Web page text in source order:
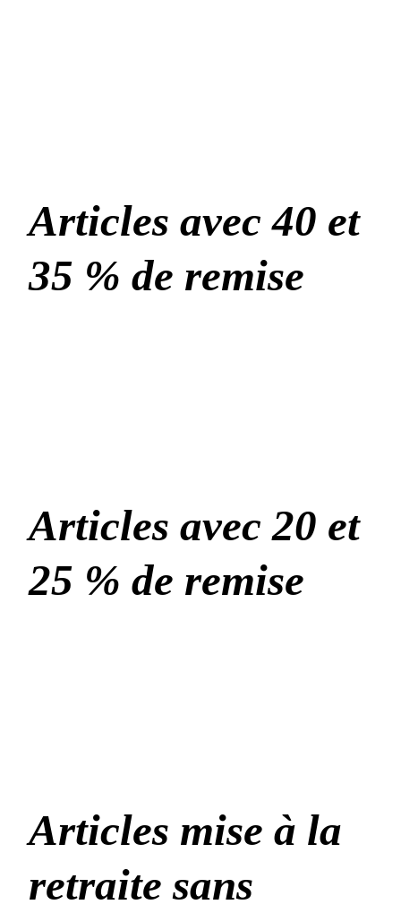
Articles avec 40 et
35 % de remise
Articles avec 20 et
25 % de remise
Articles mise à la
retraite sans